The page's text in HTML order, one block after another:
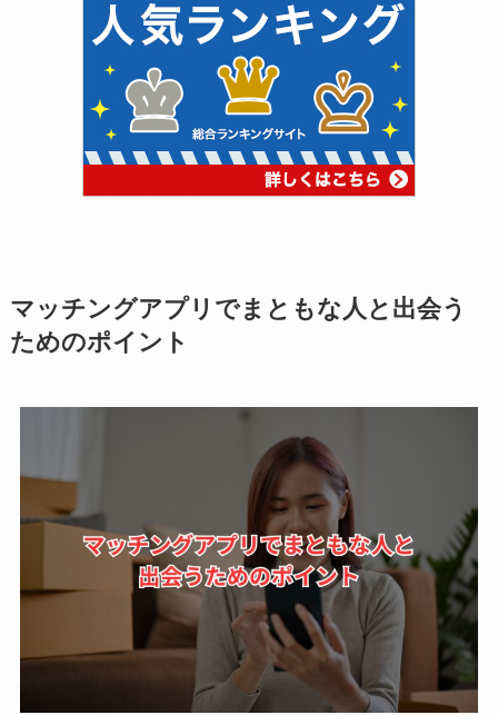
マッチングアプリでまともな人と出会う
ためのポイント